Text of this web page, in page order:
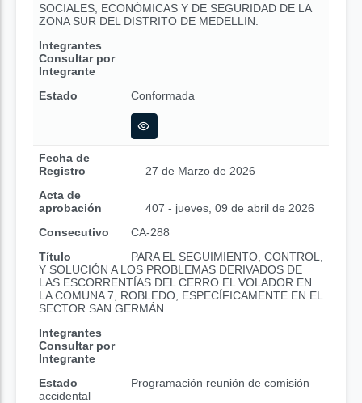
SOCIALES, ECONÓMICAS Y DE SEGURIDAD DE LA
ZONA SUR DEL DISTRITO DE MEDELLIN.
Integrantes
Consultar por
Integrante
Estado
Conformada
Fecha de
Registro
27 de Marzo de 2026
Acta de
aprobación
407 - jueves, 09 de abril de 2026
Consecutivo
CA-288
Título
PARA EL SEGUIMIENTO, CONTROL,
Y SOLUCIÓN A LOS PROBLEMAS DERIVADOS DE
LAS ESCORRENTÍAS DEL CERRO EL VOLADOR EN
LA COMUNA 7, ROBLEDO, ESPECÍFICAMENTE EN EL
SECTOR SAN GERMÁN.
Integrantes
Consultar por
Integrante
Estado
Programación reunión de comisión
accidental